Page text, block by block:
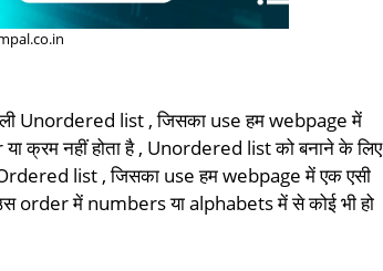
Unordered list , जिसका use हम webpage में
क्रम नहीं होता है , Unordered list को बनाने के लिए
Ordered list , जिसका use हम webpage में एक एसी
order में numbers या alphabets में से कोई भी हो